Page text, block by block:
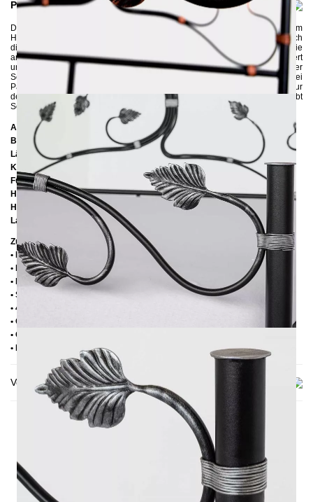
Produktinformationen
Das wunderschöne
wird mit viel Liebe zum Detail im
Handarbeit geschmiedet. Wie in einem Garten, am Fußteil schlängeln sich
die Blätter und Wurzeln aus dem Rahmen heraus und am Kopfteil klettern sie
an der Wand hoch. Der Kopfteil des Bettes hat einen hochdekorativen Wert
und kann Ihr Interieur ganz schön aufpeppen. DasEisenbett wird entweder
Schwarz oder Weiss pulverbeschichtet und anschließend mit einer von drei
Patina: Kupfer, Silber oder Gold verschönert. Mit der Patina werden nur
dekorative Elemente des Bettes hervorgehoben, die Grundfarbe bleibt
Schwarz oder Weiss.
Abmessungen
Breite:
Länge:210 cm
Kopfteilhöhe:
Füßteilhöhe:70 cm
Höhe bis zur Rahmenunterkante:25 cm
Höhe bis zur Rahmenoberkante:
Lattenrostabsenkung:14 cm
Zusätzliche Informationen
• Handmade
• Pulverbesichtet
• Fußstopfen aus Kunststoff
• Seitenablagen für Lattenrost 2,8 cm
• 4 cm breite Mitteltraverse
• Ohne Lattenrost
• Ohne Matratze
• Lieferzustand: Zerlegt (in 2 Kartons)
Versand & Lieferung
DAS KÖNNTE DIR AUCH